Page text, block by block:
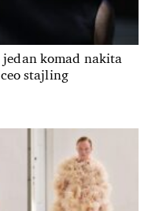
komad nakita
stajling